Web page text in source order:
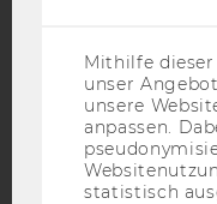
Mithilfe
unser
unsere
anpassen.
statistisch